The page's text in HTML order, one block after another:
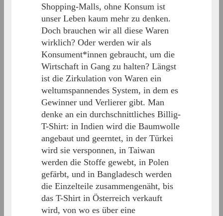
Shopping-Malls, ohne Konsum ist
unser Leben kaum mehr zu denken.
Doch brauchen wir all diese Waren
wirklich? Oder werden wir als
Konsument*innen gebraucht, um die
Wirtschaft in Gang zu halten? Längst
ist die Zirkulation von Waren ein
weltumspannendes System, in dem es
Gewinner und Verlierer gibt. Man
denke an ein durchschnittliches Billig-
T-Shirt: in Indien wird die Baumwolle
angebaut und geerntet, in der Türkei
wird sie versponnen, in Taiwan
werden die Stoffe gewebt, in Polen
gefärbt, und in Bangladesch werden
die Einzelteile zusammengenäht, bis
das T-Shirt in Österreich verkauft
wird, von wo es über eine